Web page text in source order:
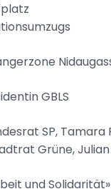
GBLS
SP,
Grüne,
und